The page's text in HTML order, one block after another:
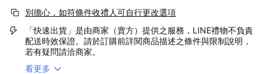
別擔心，如符條件收禮人可自行更改選項
「快速出貨」是由商家（賣方）提供之服務，LINE禮物不負責
配送時效保證。請於訂購前詳閱商品描述之條件與限制說明，
若有疑問請洽商家。
看更多